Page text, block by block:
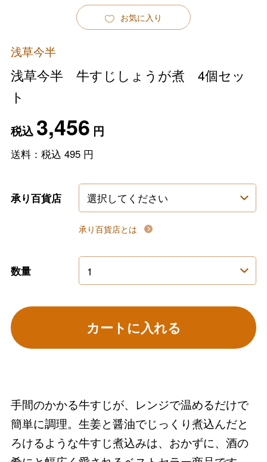
お気に入り
浅草今半
浅草今半 牛すじしょうが煮 4個セッ
ト
税込3,456 円
送料：税込 495円
承り百貨店
承り百貨店とは
数量
カートに入れる
手間のかかる牛すじが、レンジで温めるだけで
簡単に調理。生姜と醤油でじっくり煮込んだと
ろけるような牛すじ煮込みは、おかずに、酒の